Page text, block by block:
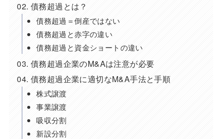
債務超過とは？
債務超過＝倒産ではない
債務超過と赤字の違い
債務超過と資金ショートの違い
債務超過企業のM&Aは注意が必要
債務超過企業に適切なM&A手法と手順
株式譲渡
事業譲渡
吸収分割
新設分割